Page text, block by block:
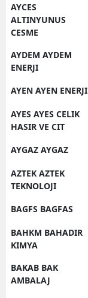
AYCES
ALTINYUNUS
CESME
AYDEM AYDEM
ENERJI
AYEN AYEN ENERJI
AYES AYES CELIK
HASIR VE CIT
AYGAZ AYGAZ
AZTEK AZTEK
TEKNOLOJI
BAGFS BAGFAS
BAHKM BAHADIR
KIMYA
BAKAB BAK
AMBALAJ